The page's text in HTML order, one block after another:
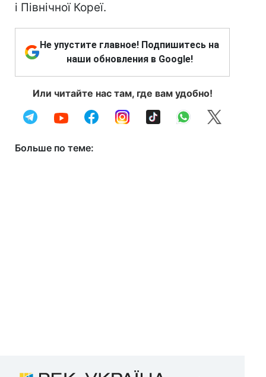
і Північної Кореї.
Не упустите главное! Подпишитесь на
наши обновления в Google!
Или читайте нас там, где вам удобно!
Больше по теме: